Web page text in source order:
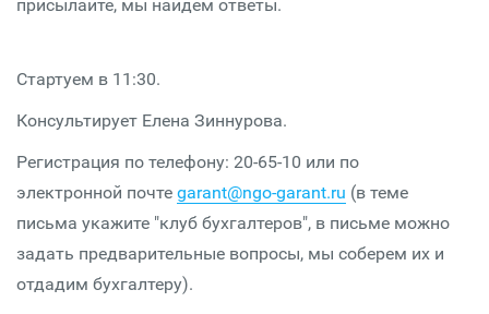
присылайте, мы найдем ответы.
Стартуем в 11:30.
Консультирует Елена Зиннурова.
Регистрация по телефону: 20-65-10 или по
электронной почте garant@ngo-garant.ru (в теме
письма укажите "клуб бухгалтеров", в письме можно
задать предварительные вопросы, мы соберем их и
отдадим бухгалтеру).